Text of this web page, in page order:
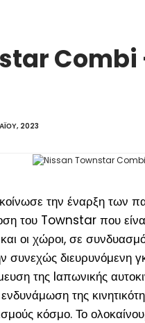
Combi
2023
την έναρξη των
του Townstar που
οι χώροι, σε συνδυασμό
συνεχώς διευρυνόμενη
της Iαπωνικής
της
κόσμο. Το